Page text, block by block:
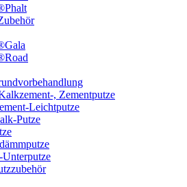
, Zementputze
Leichtputze
Putze
Unterputze